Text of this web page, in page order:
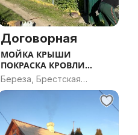
Договорная
МОЙКА КРЫШИ
ПОКРАСКА КРОВЛИ
МОЙКА КРЫШ ПОКРАСКА
КРЫШ МОЙКА ШИФЕРА
Береза, Брестская
область